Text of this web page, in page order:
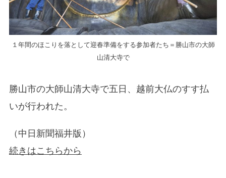
１年間のほこりを落として迎春準備をする参加者たち＝勝山市の大師
山清大寺で
勝山市の大師山清大寺で五日、越前大仏のすす払
いが行われた。
（中日新聞福井版）
続きはこちらから